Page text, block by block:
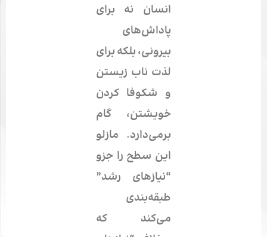
انسان نه برای
پاداش‌های
بیرونی، بلکه برای
لذت ناب زیستن
و شکوفا کردن
خویشتن، گام
برمی‌دارد. مازلو
این سطح را جزو
“نیازهای رشد”
طبقه‌بندی
می‌کند که